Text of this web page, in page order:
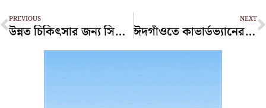
Prev
PREVIOUS
উন্নত চিকিৎসার জন্য সিঙ্গাপুর গেলেন নুরুল হক নুর
NEXT
ঈদগাঁওতে কাভার্ডভ্যানের ধাক্কায় এক যুবক নিহত